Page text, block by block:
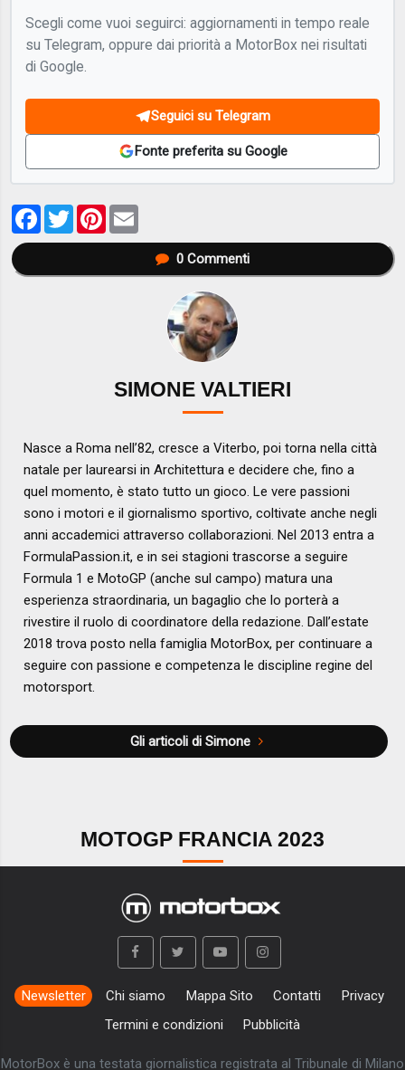
Scegli come vuoi seguirci: aggiornamenti in tempo reale
su Telegram, oppure dai priorità a MotorBox nei risultati
di Google.
Seguici su Telegram
Fonte preferita su Google
Facebook
TwitterPinterest
0Commenti
SIMONE VALTIERI
Nasce a Roma nell’82, cresce a Viterbo, poi torna nella città
natale per laurearsi in Architettura e decidere che, fino a
quel momento, è stato tutto un gioco. Le vere passioni
sono i motori e il giornalismo sportivo, coltivate anche negli
anni accademici attraverso collaborazioni. Nel 2013 entra a
FormulaPassion.it, e in sei stagioni trascorse a seguire
Formula 1 e MotoGP (anche sul campo) matura una
esperienza straordinaria, un bagaglio che lo porterà a
rivestire il ruolo di coordinatore della redazione. Dall’estate
2018 trova posto nella famiglia MotorBox, per continuare a
seguire con passione e competenza le discipline regine del
motorsport.
Gli articoli di Simone
MOTOGP FRANCIA 2023
Newsletter Chi siamo Mappa Sito Contatti
Privacy
Termini e condizioni
Pubblicità
MotorBox è una testata giornalistica registrata al Tribunale di Milano